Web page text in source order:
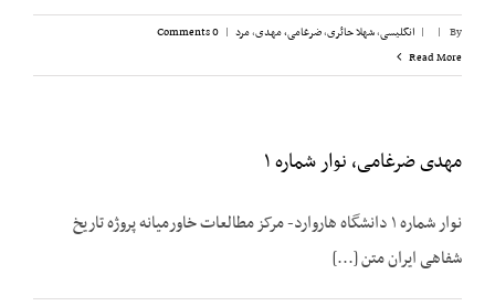
By
|
| انگلیسی,شهلا حائری,ضرغامی، مهدی,مرد |
0 Comments
Read More
مهدی ضرغامی، نوار شماره ۱
نوار شماره ۱ دانشگاه هاروارد- مرکز مطالعات خاورمیانه پروژه تاریخ
شفاهی ایران متن [...]